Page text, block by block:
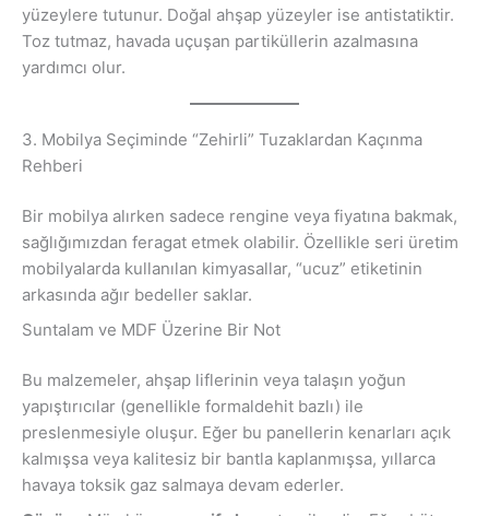
yüzeylere tutunur. Doğal ahşap yüzeyler ise antistatiktir.
Toz tutmaz, havada uçuşan partiküllerin azalmasına
yardımcı olur.
3. Mobilya Seçiminde “Zehirli” Tuzaklardan Kaçınma
Rehberi
Bir mobilya alırken sadece rengine veya fiyatına bakmak,
sağlığımızdan feragat etmek olabilir. Özellikle seri üretim
mobilyalarda kullanılan kimyasallar, “ucuz” etiketinin
arkasında ağır bedeller saklar.
Suntalam ve MDF Üzerine Bir Not
Bu malzemeler, ahşap liflerinin veya talaşın yoğun
yapıştırıcılar (genellikle formaldehit bazlı) ile
preslenmesiyle oluşur. Eğer bu panellerin kenarları açık
kalmışsa veya kalitesiz bir bantla kaplanmışsa, yıllarca
havaya toksik gaz salmaya devam ederler.